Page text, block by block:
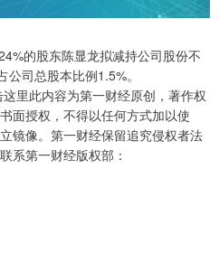
的股东陈显龙拟减持公司股份不
司总股本比例1.5%。
里此内容为第一财经原创，著作权
面授权，不得以任何方式加以使
镜像。第一财经保留追究侵权者法
系第一财经版权部：